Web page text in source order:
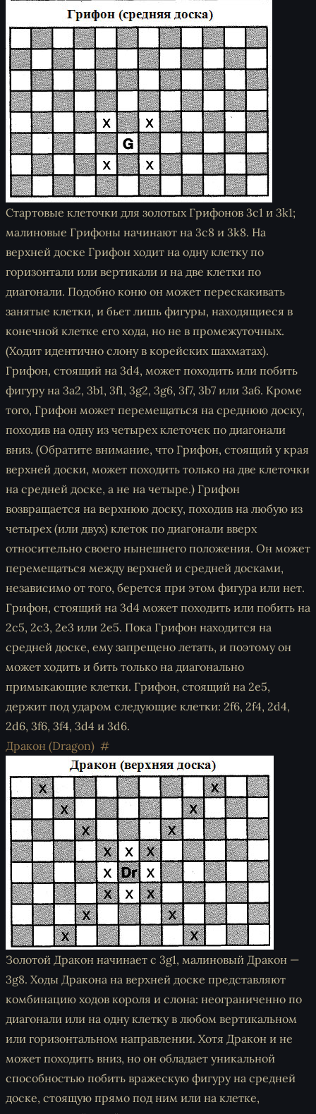
Стартовые клеточки для золотых Грифонов 3c1 и 3k1;
малиновые Грифоны начинают на 3c8 и 3k8. На
верхней доске Грифон ходит на одну клетку по
горизонтали или вертикали и на две клетки по
диагонали. Подобно коню он может перескакивать
занятые клетки, и бьет лишь фигуры, находящиеся в
конечной клетке его хода, но не в промежуточных.
(Ходит идентично слону в корейских шахматах).
Грифон, стоящий на 3d4, может походить или побить
фигуру на 3a2, 3b1, 3f1, 3g2, 3g6, 3f7, 3b7 или 3a6. Кроме
того, Грифон может перемещаться на среднюю доску,
походив на одну из четырех клеточек по диагонали
вниз. (Обратите внимание, что Грифон, стоящий у края
верхней доски, может походить только на две клеточки
на средней доске, а не на четыре.) Грифон
возвращается на верхнюю доску, походив на любую из
четырех (или двух) клеток по диагонали вверх
относительно своего нынешнего положения. Он может
перемещаться между верхней и средней досками,
независимо от того, берется при этом фигура или нет.
Грифон, стоящий на 3d4 может походить или побить на
2c5, 2c3, 2e3 или 2e5. Пока Грифон находится на
средней доске, ему запрещено летать, и поэтому он
может ходить и бить только на диагонально
примыкающие клетки. Грифон, стоящий на 2e5,
держит под ударом следующие клетки: 2f6, 2f4, 2d4,
2d6, 3f6, 3f4, 3d4 и 3d6.
Дракон (Dragon)
Золотой Дракон начинает с 3g1, малиновый Дракон —
3g8. Ходы Дракона на верхней доске представляют
комбинацию ходов короля и слона: неограниченно по
диагонали или на одну клетку в любом вертикальном
или горизонтальном направлении. Хотя Дракон и не
может походить вниз, но он обладает уникальной
способностью побить вражескую фигуру на средней
доске, стоящую прямо под ним или на клетке,